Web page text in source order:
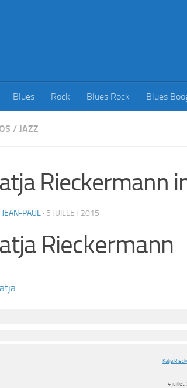
Blues Rock Blues Rock Blues
/ JAZZ
Rieckermann
JEAN-PAUL · 5 JUILLET 2015
Rieckermann
Katja
4 juillet,